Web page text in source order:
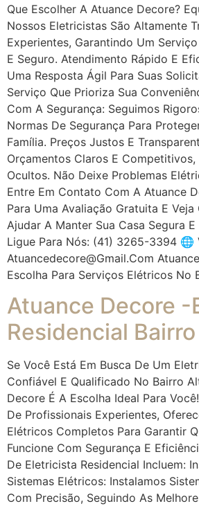
Que Escolher A Atuance Decore?
Nossos Eletricistas São Altamente
Experientes, Garantindo Um
E Seguro. Atendimento Rápido E
Uma Resposta Ágil Para Suas
Serviço Que Prioriza Sua
Com A Segurança: Seguimos
Normas De Segurança Para
Família. Preços Justos E
Orçamentos Claros E Competitivos,
Ocultos. Não Deixe Problemas
Entre Em Contato Com A Atuance
Para Uma Avaliação Gratuita E
Ajudar A Manter Sua Casa Segura
Ligue Para Nós: (41) 3265-3394 🌐
Atuancedecore@gmail.com
Escolha Para Serviços Elétricos No
Atuance Decore
Residencial
Se Você Está Em Busca De Um
Confiável E Qualificado No Bairro
Decore É A Escolha Ideal Para
De Profissionais Experientes,
Elétricos Completos Para Garantir
Funcione Com Segurança E
De Eletricista Residencial Incluem:
Sistemas Elétricos: Instalamos
Com Precisão, Seguindo As